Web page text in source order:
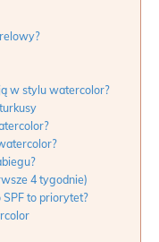
w stylu watercolor?
4 tygodnie)
SPF to priorytet?